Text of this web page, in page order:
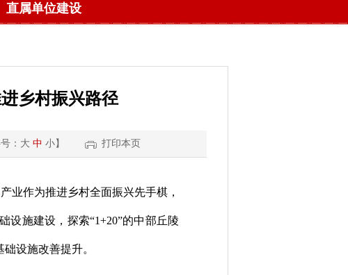
直属单位建设
乡村振兴路径
： 大 中 小】 打印本页
业作为推进乡村全面振兴先手棋，
设施建设，探索“1+20”的中部 丘陵
础设施改善提升。